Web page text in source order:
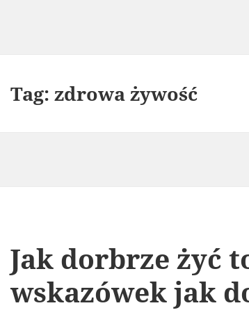
Tag:zdrowa żywość
Jak dorbrze żyć
wskazówek jak